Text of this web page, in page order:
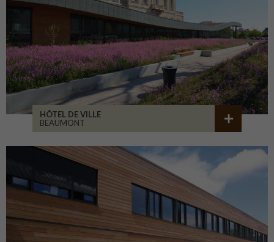
HÔTEL DE VILLE
BEAUMONT